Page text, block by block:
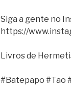
Siga a gente no
https://
Livros de
#Batepapo #Tao